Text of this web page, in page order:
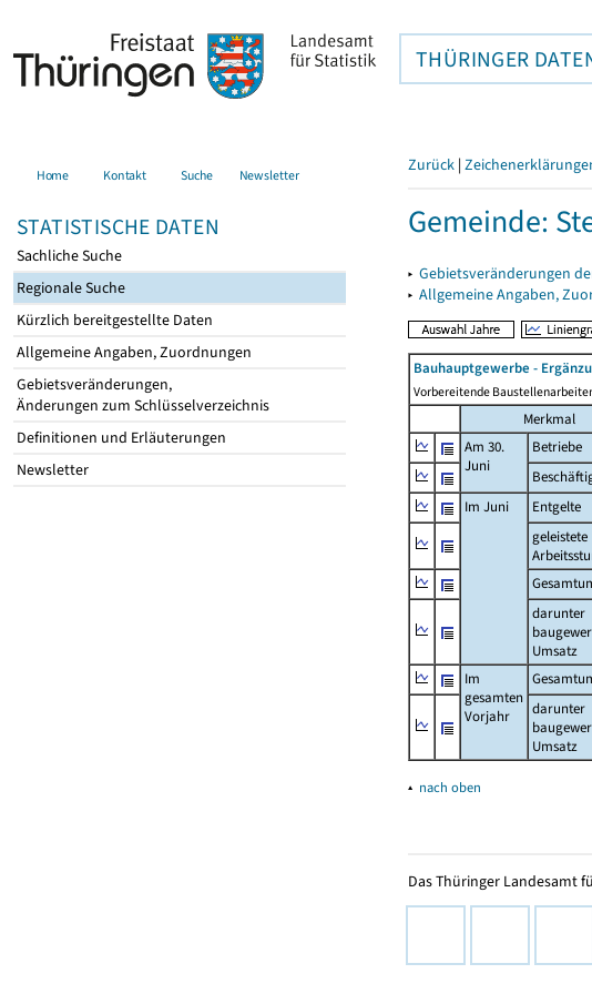
THÜRINGER
Home Kontakt Suche Newsletter
STATISTISCHE DATEN
Sachliche Suche
Regionale Suche
Kürzlich bereitgestellte Daten
Allgemeine Angaben, Zuordnungen
Gebietsveränderungen,
Änderungen zum Schlüsselverzeichnis
Definitionen und Erläuterungen
Newsletter
Zurück |
Gemeinde:
▸ Gebietsveränderungen
▸ Allgemeine Angaben,
Bauhauptgewerbe -
Vorbereitende
Merkmal
Am 30.
Juni
Betriebe
Im Juni
Entgelte
geleistete
darunter
Umsatz
Im
gesamten
Vorjahr
darunter
Umsatz
▴ nach oben
Das Thüringer Landesamt